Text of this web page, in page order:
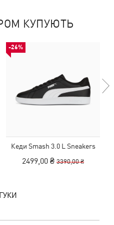
КУПУЮТЬ
-26%
Кеди Smash 3.0 L Sneakers
2499,00 ₴ 3390,00 ₴